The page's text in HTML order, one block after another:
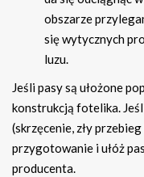
obszarze
się wytycznych
luzu.
Jeśli pasy są ułożone
konstrukcją fotelika.
(skrzęcenie, zły
przygotowanie i ułóż
producenta.